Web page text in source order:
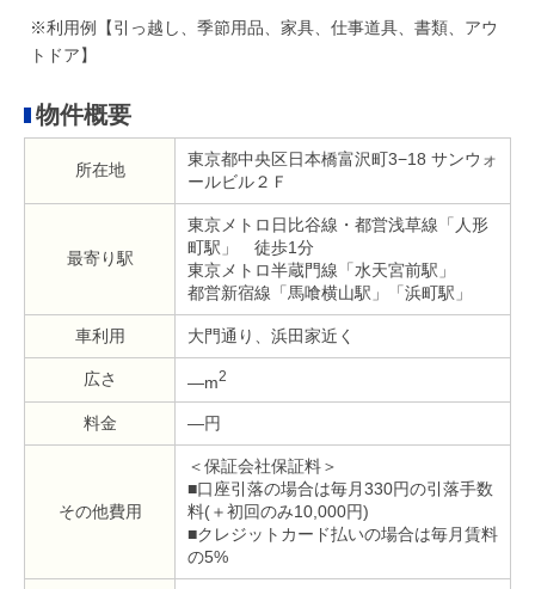
※利用例【引っ越し、季節用品、家具、仕事道具、書類、アウ
トドア】
物件概要
所在地
東京都中央区日本橋富沢町3−18 サンウォ
ールビル２Ｆ
最寄り駅
東京メトロ日比谷線・都営浅草線「人形
町駅」 徒歩1分
東京メトロ半蔵門線「水天宮前駅」
都営新宿線「馬喰横山駅」「浜町駅」
車利用 大門通り、浜田家近く
広さ —m2
料金 —円
その他費用
＜保証会社保証料＞
■口座引落の場合は毎月330円の引落手数
料(＋初回のみ10,000円)
■クレジットカード払いの場合は毎月賃料
の5%